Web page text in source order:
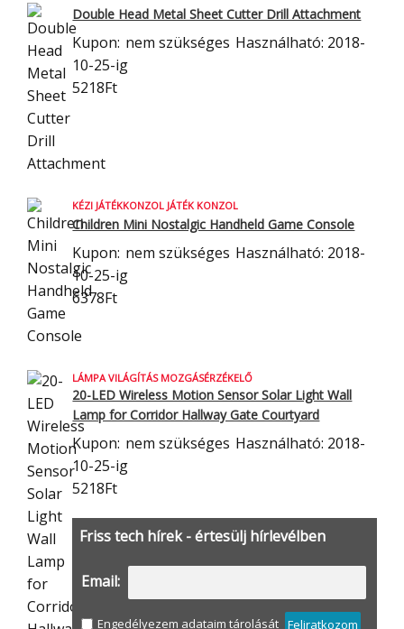
Double Head Metal Sheet Cutter Drill Attachment
Kupon: nem szükséges Használható: 2018-
10-25-ig
5218Ft
KÉZI JÁTÉKKONZOL JÁTÉK KONZOL
Children Mini Nostalgic Handheld Game Console
Kupon: nem szükséges Használható: 2018-
10-25-ig
6378Ft
LÁMPA VILÁGÍTÁS MOZGÁSÉRZÉKELŐ
20-LED Wireless Motion Sensor Solar Light Wall
Lamp for Corridor Hallway Gate Courtyard
Kupon: nem szükséges Használható: 2018-
10-25-ig
5218Ft
Friss tech hírek - értesülj hírlevélben
Email:
Engedélyezem adataim tárolását Feliratkozom